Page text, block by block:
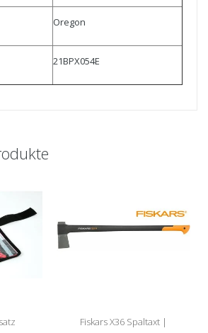
Oregon
21BPX054E
Fiskars X36 Spaltaxt |